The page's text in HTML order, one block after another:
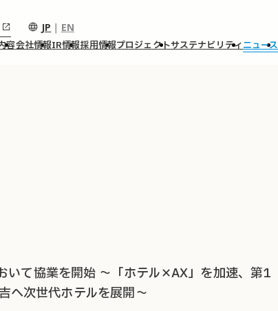
JP ｜ EN
容会社情報IR情報採用情報プロジェクトサステナビリティニュース
いて協業を開始 〜「ホテル✕AX」を加速、第1
へ次世代ホテルを展開〜